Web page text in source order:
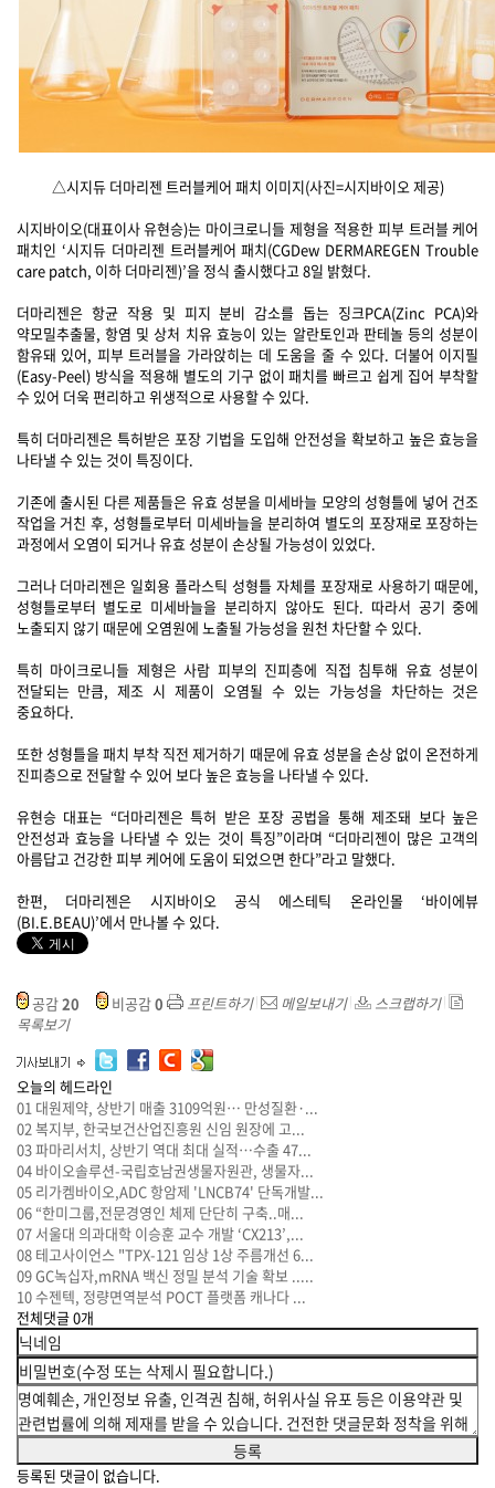
△시지듀 더마리젠 트러블케어 패치 이미지(사진=시지바이오 제공)
시지바이오(대표이사 유현승)는 마이크로니들 제형을 적용한 피부 트러블 케어
패치인 ‘시지듀 더마리젠 트러블케어 패치(CGDew DERMAREGEN Trouble
care patch, 이하 더마리젠)’을 정식 출시했다고 8일 밝혔다.
더마리젠은 항균 작용 및 피지 분비 감소를 돕는 징크PCA(Zinc PCA)와
약모밀추출물, 항염 및 상처 치유 효능이 있는 알란토인과 판테놀 등의 성분이
함유돼 있어, 피부 트러블을 가라앉히는 데 도움을 줄 수 있다. 더불어 이지필
(Easy-Peel) 방식을 적용해 별도의 기구 없이 패치를 빠르고 쉽게 집어 부착할
수 있어 더욱 편리하고 위생적으로 사용할 수 있다.
특히 더마리젠은 특허받은 포장 기법을 도입해 안전성을 확보하고 높은 효능을
나타낼 수 있는 것이 특징이다.
기존에 출시된 다른 제품들은 유효 성분을 미세바늘 모양의 성형틀에 넣어 건조
작업을 거친 후, 성형틀로부터 미세바늘을 분리하여 별도의 포장재로 포장하는
과정에서 오염이 되거나 유효 성분이 손상될 가능성이 있었다.
그러나 더마리젠은 일회용 플라스틱 성형틀 자체를 포장재로 사용하기 때문에,
성형틀로부터 별도로 미세바늘을 분리하지 않아도 된다. 따라서 공기 중에
노출되지 않기 때문에 오염원에 노출될 가능성을 원천 차단할 수 있다.
특히 마이크로니들 제형은 사람 피부의 진피층에 직접 침투해 유효 성분이
전달되는 만큼, 제조 시 제품이 오염될 수 있는 가능성을 차단하는 것은
중요하다.
또한 성형틀을 패치 부착 직전 제거하기 때문에 유효 성분을 손상 없이 온전하게
진피층으로 전달할 수 있어 보다 높은 효능을 나타낼 수 있다.
유현승 대표는 “더마리젠은 특허 받은 포장 공법을 통해 제조돼 보다 높은
안전성과 효능을 나타낼 수 있는 것이 특징”이라며 “더마리젠이 많은 고객의
아름답고 건강한 피부 케어에 도움이 되었으면 한다”라고 말했다.
한편, 더마리젠은 시지바이오 공식 에스테틱 온라인몰 ‘바이에뷰
(BI.E.BEAU)’에서 만나볼 수 있다.
공감20 비공감0 프린트하기 메일보내기
스크랩하기
목록보기
오늘의 헤드라인
01 대원제약, 상반기 매출 3109억원… 만성질환·...
02복지부, 한국보건산업진흥원 신임 원장에 고...
03파마리서치, 상반기 역대 최대 실적…수출 47...
04 바이오솔루션-국립호남권생물자원관, 생물자...
05 리가켐바이오,ADC 항암제 'LNCB74' 단독개발...
06 “한미그룹,전문경영인 체제 단단히 구축..매...
07 서울대 의과대학 이승훈 교수 개발 ‘CX213’,...
08 테고사이언스 "TPX-121 임상 1상 주름개선 6...
09GC녹십자,mRNA 백신 정밀 분석 기술 확보 .....
10수젠텍, 정량면역분석 POCT 플랫폼 캐나다 ...
전체댓글0개
등록된 댓글이 없습니다.